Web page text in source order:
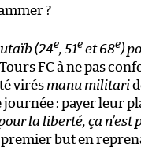
?
(24e, 51e et 68e)
FC à ne pas
virés manu militari
: payer leur
la liberté, ça n’est
but en